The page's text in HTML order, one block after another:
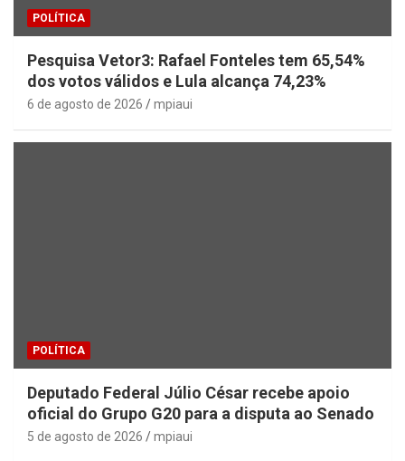
POLÍTICA
Pesquisa Vetor3: Rafael Fonteles tem 65,54%
dos votos válidos e Lula alcança 74,23%
6 de agosto de 2026 mpiaui
POLÍTICA
Deputado Federal Júlio César recebe apoio
oficial do Grupo G20 para a disputa ao Senado
5 de agosto de 2026 mpiaui